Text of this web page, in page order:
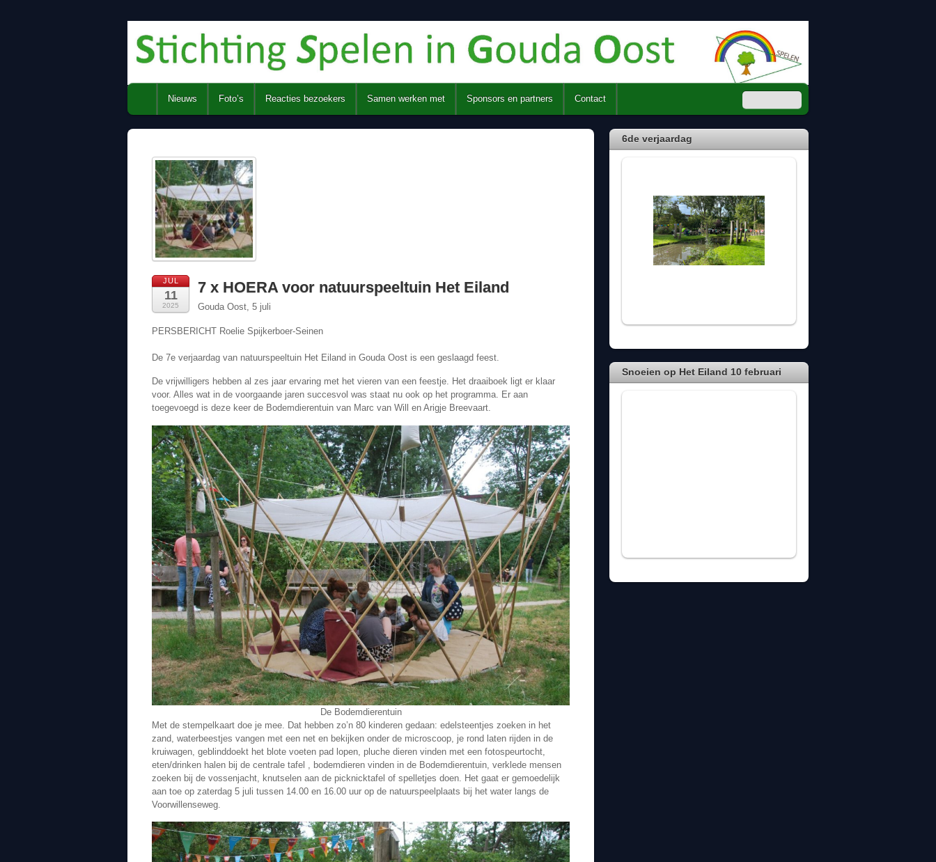
Nieuws Foto’s Reacties bezoekers Samen werken met Sponsors en partners Contact
JUL
11
2025
7 x HOERA voor natuurspeeltuin Het Eiland
Gouda Oost, 5 juli
PERSBERICHT Roelie Spijkerboer-Seinen
De 7e verjaardag van natuurspeeltuin Het Eiland in Gouda Oost is een geslaagd feest.
De vrijwilligers hebben al zes jaar ervaring met het vieren van een feestje. Het draaiboek ligt er klaar
voor. Alles wat in de voorgaande jaren succesvol was staat nu ook op het programma. Er aan
toegevoegd is deze keer de Bodemdierentuin van Marc van Will en Arigje Breevaart.
De Bodemdierentuin
Met de stempelkaart doe je mee. Dat hebben zo’n 80 kinderen gedaan: edelsteentjes zoeken in het
zand, waterbeestjes vangen met een net en bekijken onder de microscoop, je rond laten rijden in de
kruiwagen, geblinddoekt het blote voeten pad lopen, pluche dieren vinden met een fotospeurtocht,
eten/drinken halen bij de centrale tafel , bodemdieren vinden in de Bodemdierentuin, verklede mensen
zoeken bij de vossenjacht, knutselen aan de picknicktafel of spelletjes doen. Het gaat er gemoedelijk
aan toe op zaterdag 5 juli tussen 14.00 en 16.00 uur op de natuurspeelplaats bij het water langs de
Voorwillenseweg.
6de verjaardag
Snoeien op Het Eiland 10 februari